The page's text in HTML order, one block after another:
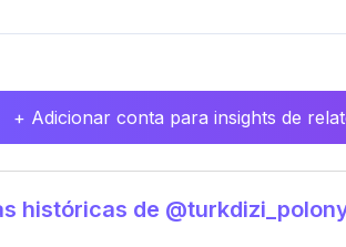
+ Adicionar conta para insights de
históricas de